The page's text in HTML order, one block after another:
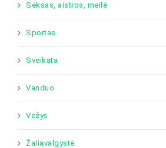
Seksas, aistros, meilė
Sportas
Sveikata
Vanduo
Vėžys
Žaliavalgystė